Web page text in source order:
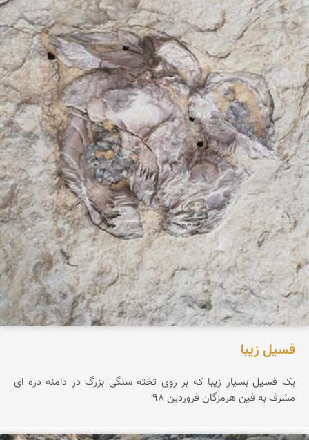
فسیل زیبا
یک فسیل بسیار زیبا که بر روی تخته سنگی بزرگ در دامنه دره ای
مشرف به فین هرمزگان فروردین 98